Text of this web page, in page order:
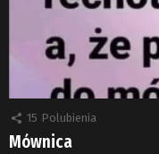
15 Polubienia
Mównica